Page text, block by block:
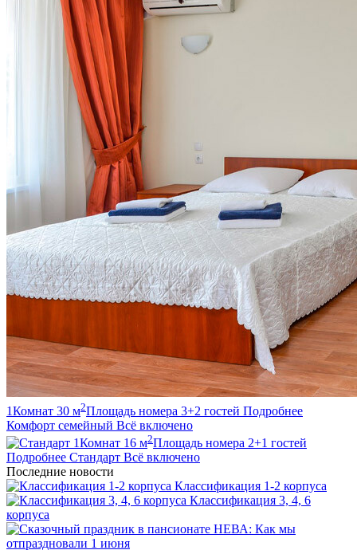
1Комнат 30 м2Площадь номера 3+2 гостей Подробнее
Комфорт семейный Всё включено
1Комнат 16 м2Площадь номера 2+1 гостей
Подробнее Стандарт Всё включено
Последние новости
Классификация 1-2 корпуса
Классификация 3, 4, 6
корпуса